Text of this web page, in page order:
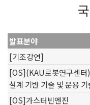
발표분야
[기조강연]
[OS](KAU로봇연구센터
설계 기반 기술 및 운용 기
[OS]가스터빈엔진